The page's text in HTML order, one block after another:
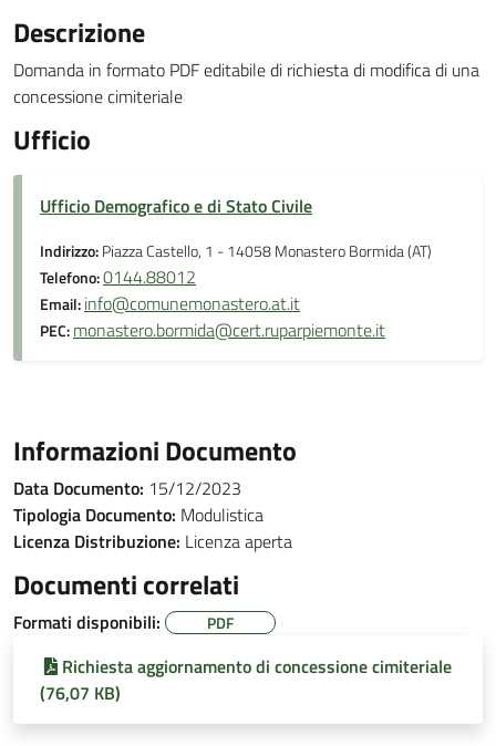
Descrizione
Domanda in formato PDF editabile di richiesta di modifica di una
concessione cimiteriale
Ufficio
Ufficio Demografico e di Stato Civile
Indirizzo:Piazza Castello, 1 - 14058 Monastero Bormida (AT)
Telefono:0144.88012
Email:info@comunemonastero.at.it
PEC:monastero.bormida@cert.ruparpiemonte.it
Informazioni Documento
Data Documento: 15/12/2023
Tipologia Documento: Modulistica
Licenza Distribuzione: Licenza aperta
Documenti correlati
Formati disponibili: PDF
Richiesta aggiornamento di concessione cimiteriale
(76,07 KB)